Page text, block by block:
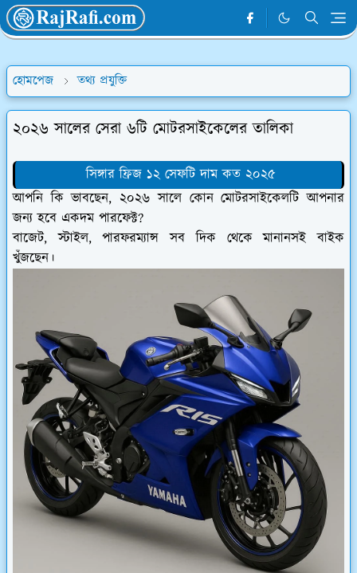
হোমপেজ তথ্য প্রযুক্তি
২০২৬ সালের সেরা ৬টি মোটরসাইকেলের তালিকা
সিঙ্গার ফ্রিজ ১২ সেফটি দাম কত ২০২৫
আপনি কি ভাবছেন, ২০২৬ সালে কোন মোটরসাইকেলটি আপনার
জন্য হবে একদম পারফেক্ট?
বাজেট, স্টাইল, পারফরম্যান্স সব দিক থেকে মানানসই বাইক
খুঁজছেন।